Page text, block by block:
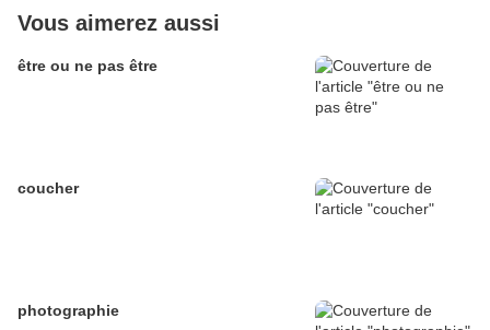
Vous aimerez aussi
être ou ne pas être
coucher
photographie